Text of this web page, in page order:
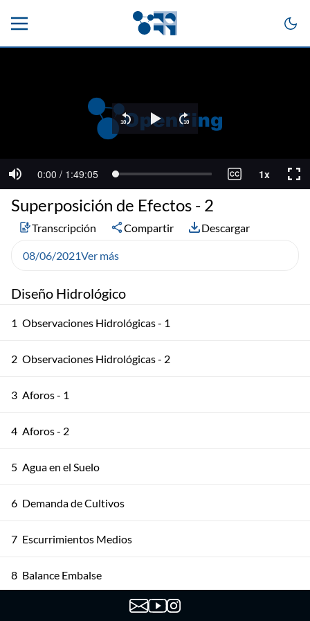
Diseño Hidrológico
1 Observaciones Hidrológicas - 1
2 Observaciones Hidrológicas - 2
3 Aforos - 1
4 Aforos - 2
5 Agua en el Suelo
6 Demanda de Cultivos
7 Escurrimientos Medios
8 Balance Embalse
Modelación del Escurrimiento - 1
Superposición de Efectos - 2
Transcripción Compartir Descargar
08/06/2021Ver más